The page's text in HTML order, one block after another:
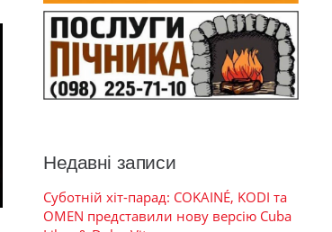
Недавні записи
Суботній хіт-парад: COKAINÉ, KODI та
OMEN представили нову версію Cuba